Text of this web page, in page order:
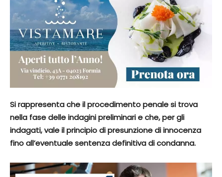
Si rappresenta che il procedimento penale si trova
nella fase delle indagini preliminari e che, per gli
indagati, vale il principio di presunzione di innocenza
fino all’eventuale sentenza definitiva di condanna.